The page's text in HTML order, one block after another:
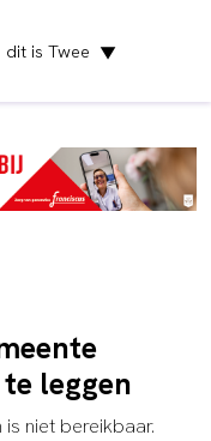
dit is Twee ▼
leggen
niet bereikbaar.